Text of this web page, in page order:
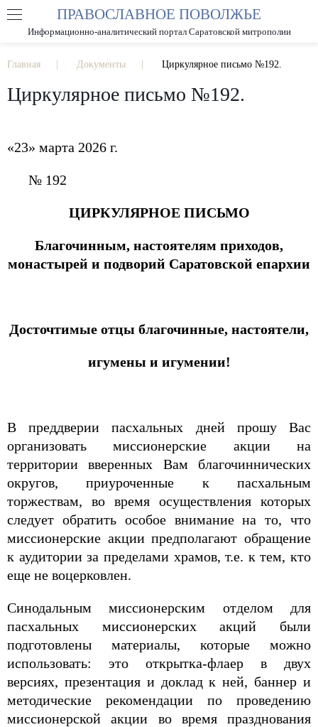
РАЗМЕР ШРИФТА А А
ПРАВОСЛАВНОЕ ПОВОЛЖЬЕ
Информационно-аналитический портал Саратовской митрополии
Главная Документы Циркулярное письмо №192.
Циркулярное письмо №192.
«23» марта 2026 г.
№ 192
ЦИРКУЛЯРНОЕ ПИСЬМО
Благочинным, настоятелям приходов,
монастырей и подворий Саратовской епархии
Досточтимые отцы благочинные, настоятели,
игумены и игумении!
В преддверии пасхальных дней прошу Вас
организовать миссионерские акции на
территории вверенных Вам благочиннических
округов, приуроченные к пасхальным
торжествам, во время осуществления которых
следует обратить особое внимание на то, что
миссионерские акции предполагают обращение
к аудитории за пределами храмов, т.е. к тем, кто
еще не воцерковлен.
Синодальным миссионерским отделом для
пасхальных миссионерских акций были
подготовлены материалы, которые можно
использовать: это открытка-флаер в двух
версиях, презентация и доклад к ней, баннер и
методические рекомендации по проведению
миссионерской акции во время празднования